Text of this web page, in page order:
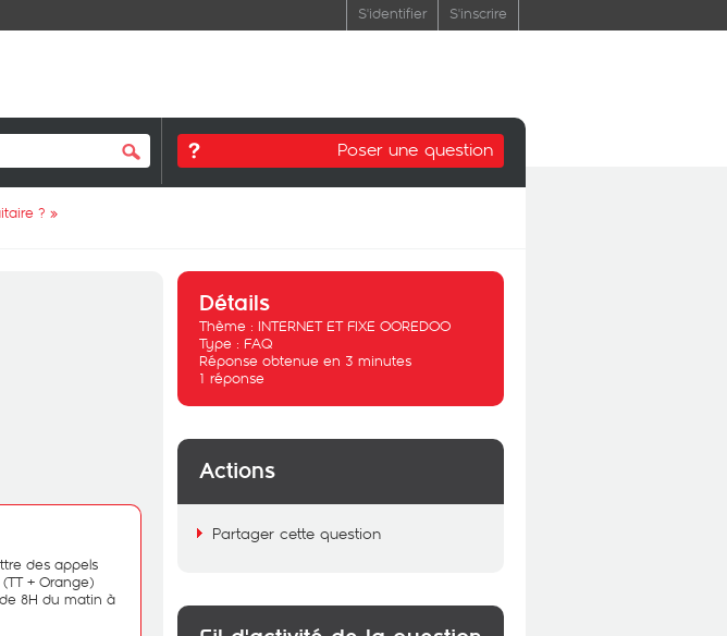
S'identifier S'inscrire
Poser une question
? »
des appels
+ Orange)
8H du matin à
Détails
Thème : INTERNET ET FIXE OOREDOO
Type : FAQ
Réponse obtenue en 3 minutes
1 réponse
Actions
Partager cette question